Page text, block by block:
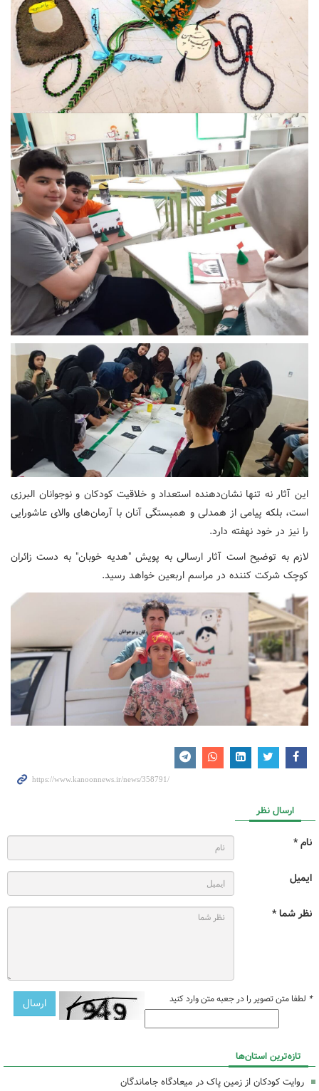
این آثار نه تنها نشان‌دهنده استعداد و خلاقیت کودکان و نوجوانان البرزی
است، بلکه پیامی از همدلی و همبستگی آنان با آرمان‌های والای عاشورایی
را نیز در خود نهفته دارد.
لازم به توضیح است ​آثار ارسالی به پویش "هدیه خوبان" به دست زائران
کوچک شرکت کننده در مراسم اربعین خواهد رسید.
ارسال نظر
نام *
ایمیل
نظر شما *
* لطفا متن تصویر را در جعبه متن وارد کنید
تازه‌ترین استان‌ها
روایت کودکان از زمین پاک در میعادگاه جاماندگان